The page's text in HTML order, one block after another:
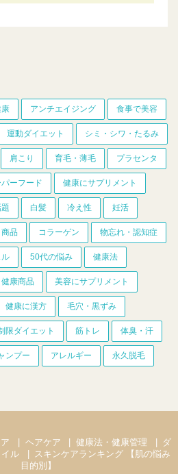
アンチエイジング 食事で美容
運動ダイエット シミ・シワ・たるみ
肩こり 育毛・薄毛 プラセンタ
パーフード 健康にサプリメント
白髪 冷え性 妊活
品 コラーゲン 物忘れ・認知症
ル 50代の悩み 健康法
健康商品 美容にサプリメント
健康に漢方 毛穴・黒ずみ
限ダイエット 筋トレ 体臭・汗
ンプー アレルギー 永久脱毛
ヘアケア 健康法・健康管理
ダ
ル
スキンケアランキング 【肌の悩み
目的別】